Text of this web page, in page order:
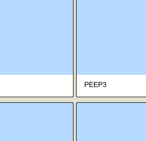
PEEP3